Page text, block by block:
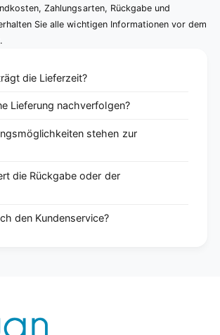
Zahlungsarten, Rückgabe und
Sie alle wichtigen Informationen vor dem
die Lieferzeit?
Lieferung nachverfolgen?
stehen zur
die Rückgabe oder der
den Kundenservice?